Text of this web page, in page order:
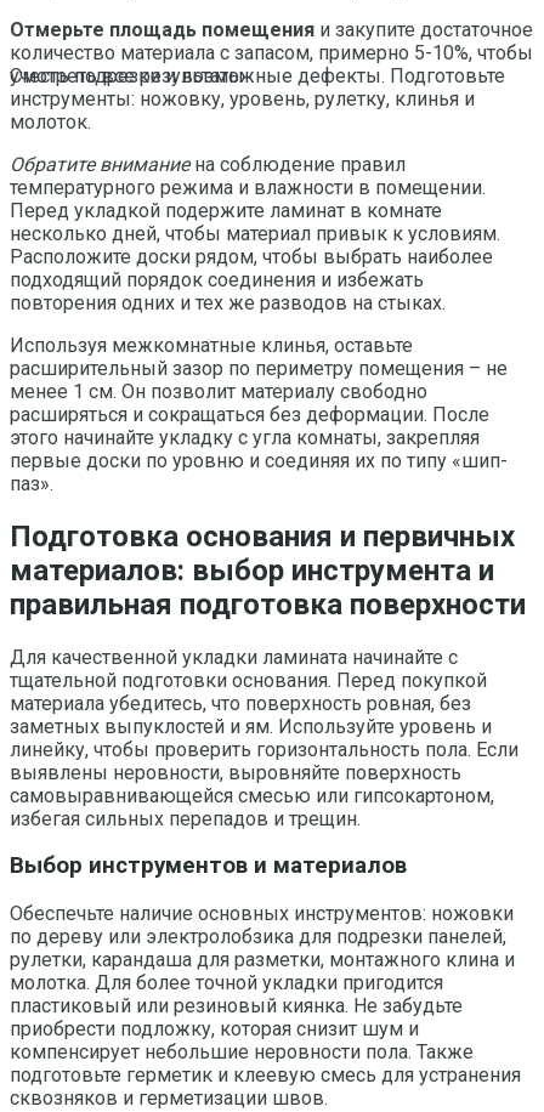
Смотреть все результаты
Отмерьте площадь помещения и закупите достаточное
количество материала с запасом, примерно 5-10%, чтобы
учесть подрезки и возможные дефекты. Подготовьте
инструменты: ножовку, уровень, рулетку, клинья и
молоток.
Обратите вниманиена соблюдение правил
температурного режима и влажности в помещении.
Перед укладкой подержите ламинат в комнате
несколько дней, чтобы материал привык к условиям.
Расположите доски рядом, чтобы выбрать наиболее
подходящий порядок соединения и избежать
повторения одних и тех же разводов на стыках.
Используя межкомнатные клинья, оставьте
расширительный зазор по периметру помещения – не
менее 1 см. Он позволит материалу свободно
расширяться и сокращаться без деформации. После
этого начинайте укладку с угла комнаты, закрепляя
первые доски по уровню и соединяя их по типу «шип-
паз».
Подготовка основания и первичных
материалов: выбор инструмента и
правильная подготовка поверхности
Для качественной укладки ламината начинайте с
тщательной подготовки основания. Перед покупкой
материала убедитесь, что поверхность ровная, без
заметных выпуклостей и ям. Используйте уровень и
линейку, чтобы проверить горизонтальность пола. Если
выявлены неровности, выровняйте поверхность
самовыравнивающейся смесью или гипсокартоном,
избегая сильных перепадов и трещин.
Выбор инструментов и материалов
Обеспечьте наличие основных инструментов: ножовки
по дереву или электролобзика для подрезки панелей,
рулетки, карандаша для разметки, монтажного клина и
молотка. Для более точной укладки пригодится
пластиковый или резиновый киянка. Не забудьте
приобрести подложку, которая снизит шум и
компенсирует небольшие неровности пола. Также
подготовьте герметик и клеевую смесь для устранения
сквозняков и герметизации швов.